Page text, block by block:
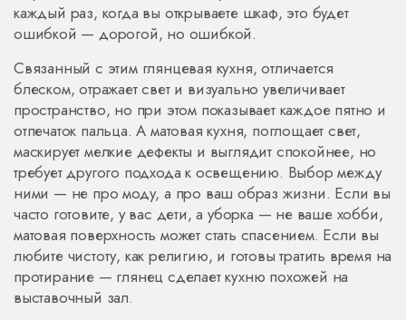
каждый раз, когда вы открываете шкаф, это будет
ошибкой — дорогой, но ошибкой.
Связанный с этим глянцевая кухня,отличается
блеском, отражает свет и визуально увеличивает
пространство, но при этом показывает каждое пятно и
отпечаток пальца.Аматовая кухня, поглощает свет,
маскирует мелкие дефекты и выглядит спокойнее, но
требует другого подхода к освещению. Выбор между
ними — не про моду, а про ваш образ жизни. Если вы
часто готовите, у вас дети, а уборка — не ваше хобби,
матовая поверхность может стать спасением. Если вы
любите чистоту, как религию, и готовы тратить время на
протирание — глянец сделает кухню похожей на
выставочный зал.